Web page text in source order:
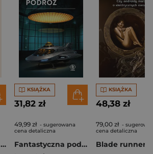
Psychika: Historia ludzkiego umysłu
KSIĄŻKA
31,82 zł
49,99 zł - sugerowana
cena detaliczna
Fantastyczna podróż
KSIĄŻKA
48,38 zł
79,00 zł -
cena detaliczna